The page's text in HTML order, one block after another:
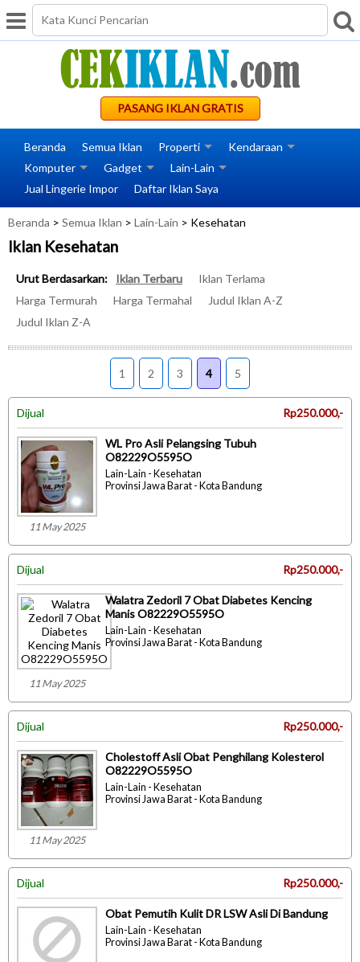
PASANG IKLAN GRATIS
Beranda Semua Iklan Properti
Kendaraan
Komputer
Gadget
Lain-Lain
Jual Lingerie Impor
Daftar Iklan Saya
Beranda > Semua Iklan > Lain-Lain > Kesehatan
Iklan Kesehatan
Urut Berdasarkan: Iklan Terbaru
Iklan Terlama
Harga Termurah
Harga Termahal
Judul Iklan A-Z
Judul Iklan Z-A
1 2 3 4 5
Dijual Rp250.000,-
11 May 2025
WL Pro Asli Pelangsing Tubuh
O82229O5595O
Lain-Lain - Kesehatan
Provinsi Jawa Barat - Kota Bandung
Dijual Rp250.000,-
11 May 2025
Walatra Zedoril 7 Obat Diabetes Kencing
Manis O82229O5595O
Lain-Lain - Kesehatan
Provinsi Jawa Barat - Kota Bandung
Dijual Rp250.000,-
11 May 2025
Cholestoff Asli Obat Penghilang Kolesterol
O82229O5595O
Lain-Lain - Kesehatan
Provinsi Jawa Barat - Kota Bandung
Dijual Rp250.000,-
Obat Pemutih Kulit DR LSW Asli Di Bandung
Lain-Lain - Kesehatan
Provinsi Jawa Barat - Kota Bandung